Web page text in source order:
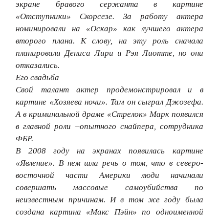
экране бравого сержанта в картине
«Отступники» Скорсезе. За работу актера
номинировали на «Оскар» как лучшего актера
второго плана. К слову, на эту роль сначала
планировали Дениса Лири и Рэя Лиотте, но они
отказались.
Его свадьба
Свой талант актер продемонстрировал и в
картине «Хозяева ночи». Там он сыграл Джозефа.
А в криминальной драме «Стрелок» Марк появился
в главной роли –опытного снайпера, сотрудника
ФБР.
В 2008 году на экранах появилась картине
«Явление». В нем шла речь о том, что в северо-
восточной части Америки люди начинали
совершать массовые самоубийства по
неизвестным причинам. И в том же году была
создана картина «Макс Пэйн» по одноименной